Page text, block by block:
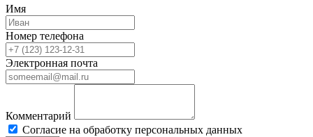
Имя
Номер телефона
Электронная почта
Комментарий
Согласие на обработку персональных данных